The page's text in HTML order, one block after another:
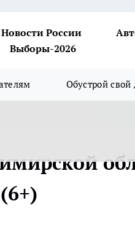
Новости России
Выборы-2026
Обустрой свой